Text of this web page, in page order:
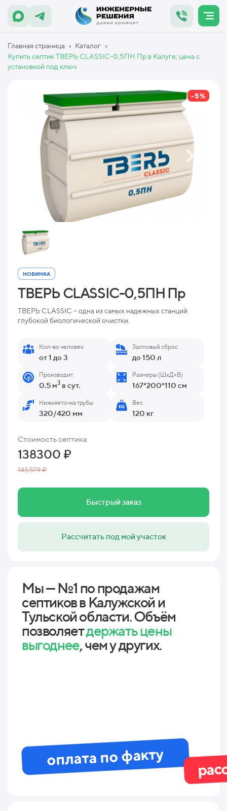
Главная страница › Каталог ›
Купить септик ТВЕРЬ CLASSIC-0,5ПН Пр в Калуге; цена с
установкой под ключ
-5%
НОВИНКА
ТВЕРЬ CLASSIC-0,5ПН Пр
ТВЕРЬ CLASSIC – одна из самых надежных станций
глубокой биологической очистки.
Кол-во человек
от 1 до 3
Залповый сброс
до 150 л
Производит.
0.5 м3 в сут.
Размеры (ШхД×В)
167*200*110 см
Нижняя точка трубы
320/420 мм
Вес
120 кг
Стоимость септика
138300 ₽
145579 ₽
Быстрый заказ
Рассчитать под мой участок
Мы — №1 по продажам
септиков в Калужской и
Тульской области. Объём
позволяетдержать цены
выгоднее, чем у других.
оплата по факту